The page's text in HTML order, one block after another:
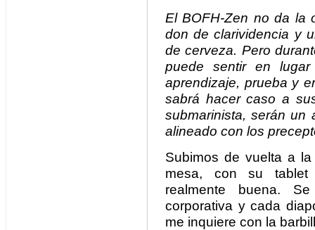
El BOFH-Zen no da la
don de clarividencia y
de cerveza. Pero
puede sentir en
aprendizaje, prueba y
sabrá hacer caso a
submarinista, serán un
alineado con los
Subimos de vuelta a
mesa, con su tablet
realmente buena.
corporativa y cada
me inquiere con la